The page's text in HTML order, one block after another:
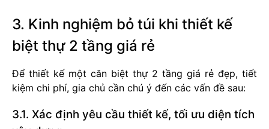
3. Kinh nghiệm bỏ túi khi thiết kế
biệt thự 2 tầng giá rẻ
Để thiết kế một căn biệt thự 2 tầng giá rẻ đẹp, tiết
kiệm chi phí, gia chủ cần chú ý đến các vấn đề sau:
3.1. Xác định yêu cầu thiết kế, tối ưu diện tích